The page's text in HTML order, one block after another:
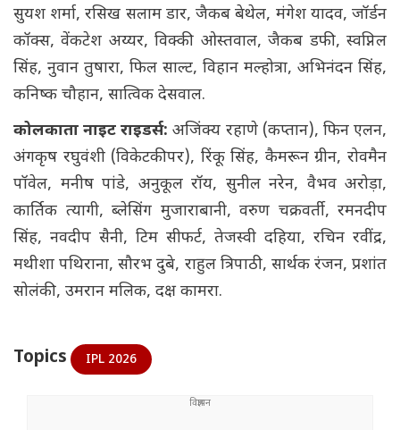
सुयश शर्मा, रसिख सलाम डार, जैकब बेथेल, मंगेश यादव, जॉर्डन
कॉक्स, वेंकटेश अय्यर, विक्की ओस्तवाल, जैकब डफी, स्वप्निल
सिंह, नुवान तुषारा, फिल साल्ट, विहान मल्होत्रा, अभिनंदन सिंह,
कनिष्क चौहान, सात्विक देसवाल.
कोलकाता नाइट राइडर्स:अजिंक्य रहाणे (कप्तान), फिन एलन,
अंगकृष रघुवंशी (विकेटकीपर), रिंकू सिंह, कैमरून ग्रीन, रोवमैन
पॉवेल, मनीष पांडे, अनुकूल रॉय, सुनील नरेन, वैभव अरोड़ा,
कार्तिक त्यागी, ब्लेसिंग मुजाराबानी, वरुण चक्रवर्ती, रमनदीप
सिंह, नवदीप सैनी, टिम सीफर्ट, तेजस्वी दहिया, रचिन रवींद्र,
मथीशा पथिराना, सौरभ दुबे, राहुल त्रिपाठी, सार्थक रंजन, प्रशांत
सोलंकी, उमरान मलिक, दक्ष कामरा.
Topics IPL 2026